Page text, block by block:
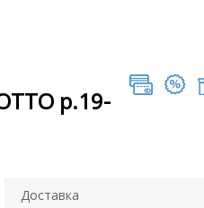
р.19-
Доставка